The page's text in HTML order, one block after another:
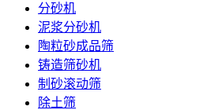
分砂机
泥浆分砂机
陶粒砂成品筛
铸造筛砂机
制砂滚动筛
除土筛